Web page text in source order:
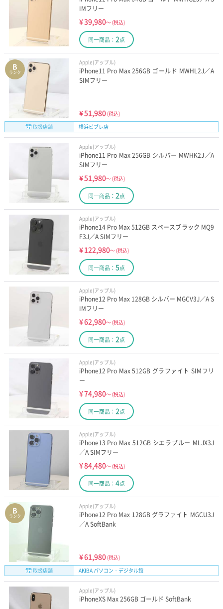
IMフリー
¥39,980～ (税込)
同一商品： 2点
B
ランク
Apple(アップル)
iPhone11 Pro Max 256GB ゴールド MWHL2J／A
SIMフリー
¥51,980 (税込)
取扱店舗
横浜ビブレ店
Apple(アップル)
iPhone11 Pro Max 256GB シルバー MWHK2J／A
SIMフリー
¥51,980～ (税込)
同一商品： 2点
Apple(アップル)
iPhone14 Pro Max 512GB スペースブラック MQ9
F3J／A SIMフリー
¥122,980～ (税込)
同一商品： 5点
Apple(アップル)
iPhone12 Pro Max 128GB シルバー MGCV3J／A S
IMフリー
¥62,980～ (税込)
同一商品： 2点
Apple(アップル)
iPhone12 Pro Max 512GB グラファイト SIMフリ
ー
¥74,980～ (税込)
同一商品： 2点
Apple(アップル)
iPhone13 Pro Max 512GB シエラブルー MLJX3J
／A SIMフリー
¥84,480～ (税込)
同一商品： 4点
B
ランク
Apple(アップル)
iPhone12 Pro Max 128GB グラファイト MGCU3J
／A SoftBank
¥61,980 (税込)
取扱店舗
AKIBA パソコン・デジタル館
Apple(アップル)
iPhoneXS Max 256GB ゴールド SoftBank